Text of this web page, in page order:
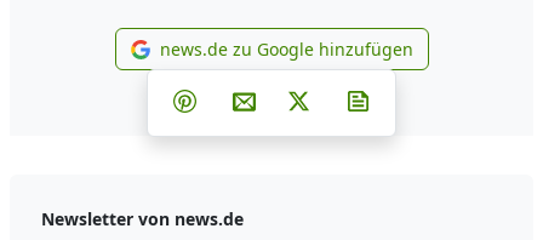
news.de zu Google
news.de zu Google hinzufügen
Teilen auf Facebook
Teilen auf Whatsapp
Teilen auf Telegram
Teilen auf Pinterest
Per E-Mail teilen
Post auf X
Newsletter von news.de